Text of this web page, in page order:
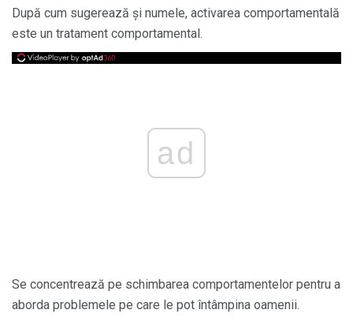
După cum sugerează și numele, activarea comportamentală
este un tratament comportamental.
ad
Se concentrează pe schimbarea comportamentelor pentru a
aborda problemele pe care le pot întâmpina oamenii.